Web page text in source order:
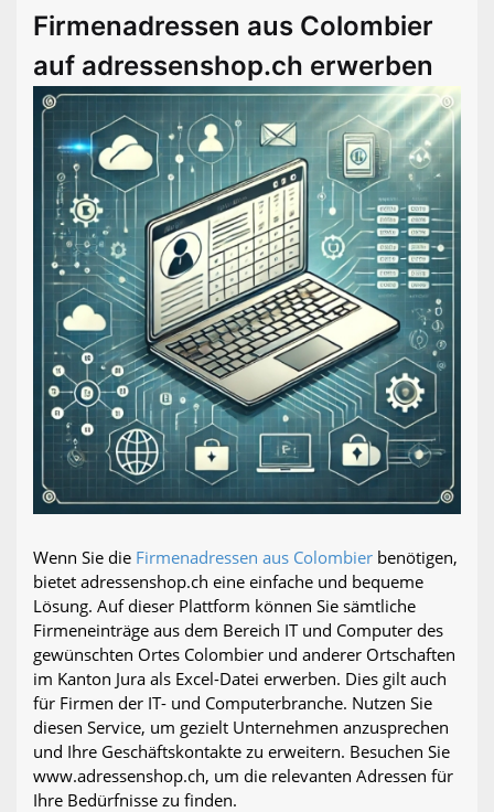
Firmenadressen aus Colombier
auf adressenshop.ch erwerben
Wenn Sie die Firmenadressen aus Colombier benötigen,
bietet adressenshop.ch eine einfache und bequeme
Lösung. Auf dieser Plattform können Sie sämtliche
Firmeneinträge aus dem Bereich IT und Computer des
gewünschten Ortes Colombier und anderer Ortschaften
im Kanton Jura als Excel-Datei erwerben. Dies gilt auch
für Firmen der IT- und Computerbranche. Nutzen Sie
diesen Service, um gezielt Unternehmen anzusprechen
und Ihre Geschäftskontakte zu erweitern. Besuchen Sie
www.adressenshop.ch, um die relevanten Adressen für
Ihre Bedürfnisse zu finden.